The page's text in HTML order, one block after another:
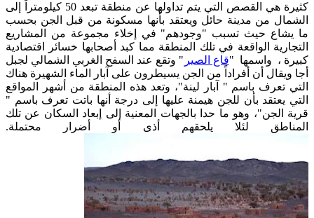
كثيرة هي القصص التي يتم تداولها عن منطقة تبعد 50 كيلومتراً إلى
الشمال من مدينة حائل ويعتقد بأنها مسكونة من قبل الجن بحسب
ما يشاع حيث تسبب "وجودهم" في إخلاء مجموعة من المشاريع
التجارية الواقعة في تلك المنطقة مما كبد أصحابها خسائر اقتصادية
كبيرة ، واسمها "قاع الصير " وتقع عند السفح الغربي الشمالي لجبل
أجا ويقال أن أفراداً من الجن يسيطرون على آبار الماء الشهيرة هناك
التي تعرف باسم " آبار لينة"، وتعد هذه المنطقة من أشهر المواقع
التي يعتقد بأن للجن هيمنة عليها إلى درجة أنها باتت تعرف باسم "
قرية الجن"، وهو ما حدا بالجهات المعنية إلى إبعاد السكان عن تلك
المناطق لئلا يلحقهم أذى أو أضرار محتملة.